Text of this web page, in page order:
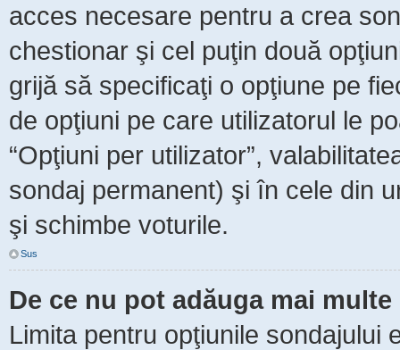
acces necesare pentru a crea
chestionar şi cel puţin două
grijă să specificaţi o opţiune pe
de opţiuni pe care utilizatorul le
“Opţiuni per utilizator”,
sondaj permanent) şi în cele din
şi schimbe voturile.
Sus
De ce nu pot adăuga mai
Limita pentru opţiunile sondajului